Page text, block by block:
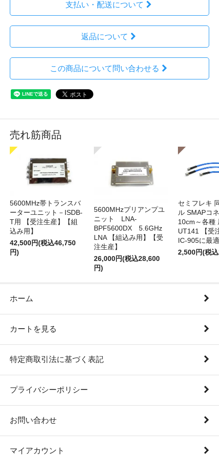
支払い・配送について
返品について
この商品について問い合わせる
売れ筋商品
5600MHz帯トランスバ
ーターユニット－ISDB-
T用 【受注生産】【組
込み用】
42,500円(税込46,750
円)
5600MHzプリアンプユ
ニット LNA-
BPF5600DX 5.6GHz
LNA 【組込み用】【受
注生産】
26,000円(税込28,600
円)
セミフレキ
ル SMAPコ
10cm～各種
UT141 【
IC-905に最適
2,500円(税
ホーム
カートを見る
特定商取引法に基づく表記
プライバシーポリシー
お問い合わせ
マイアカウント